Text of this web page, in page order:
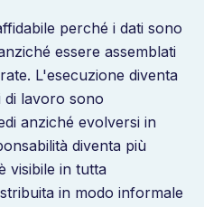
perché i dati sono
essere assemblati
L'esecuzione diventa
di lavoro sono
anziché evolversi in
diventa più
visibile in tutta
in modo informale